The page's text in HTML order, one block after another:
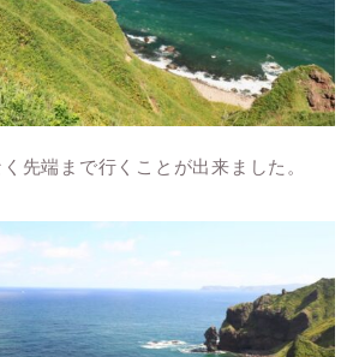
先端まで行くことが出来ました。